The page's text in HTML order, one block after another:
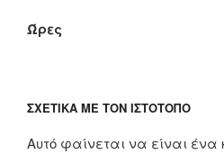
Ώρες
ΣΧΕΤΙΚΆ ΜΕ ΤΟΝ ΙΣΤΌΤΟΠΟ
Αυτό φαίνεται να είναι